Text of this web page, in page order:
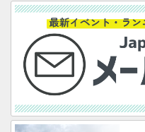
レ